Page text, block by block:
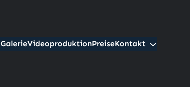
GalerieVideoproduktionPreiseKontakt